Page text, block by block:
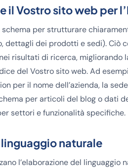
il Vostro sito web per
schema per strutturare
dei prodotti e sedi). Ciò
risultati di ricerca, migliorando
del Vostro sito web. Ad
per il nome dell’azienda, la
per articoli del blog o dati
settori e funzionalità specifiche.
naturale
l’elaborazione del